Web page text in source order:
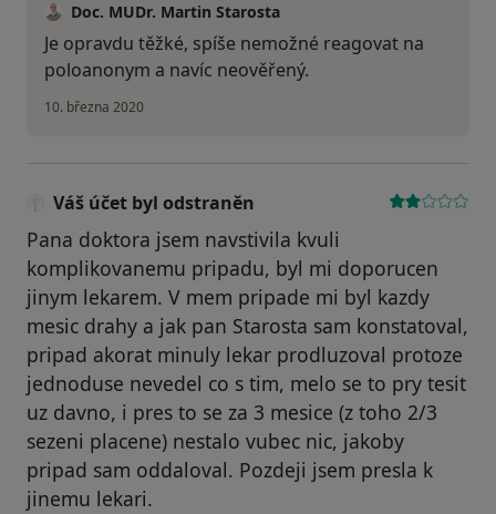
Doc. MUDr. Martin Starosta
Je opravdu těžké, spíše nemožné reagovat na
poloanonym a navíc neověřený.
10. března 2020
Váš účet byl odstraněn
Pana doktora jsem navstivila kvuli
komplikovanemu pripadu, byl mi doporucen
jinym lekarem. V mem pripade mi byl kazdy
mesic drahy a jak pan Starosta sam konstatoval,
pripad akorat minuly lekar prodluzoval protoze
jednoduse nevedel co s tim, melo se to pry tesit
uz davno, i pres to se za 3 mesice (z toho 2/3
sezeni placene) nestalo vubec nic, jakoby
pripad sam oddaloval. Pozdeji jsem presla k
jinemu lekari.